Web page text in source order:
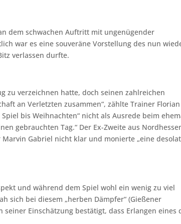
dem schwachen Auftritt mit ungenügender
war es eine souveräne Vorstellung des nun
verlassen durfte.
zu verzeichnen hatte, doch seinen zahlreichen
an Verletzten zusammen“, zählte Trainer Florian
bis Weihnachten“ nicht als Ausrede beim
gebrauchten Tag.“ Der Ex-Zweite aus
Gabriel nicht klar und monierte „eine
und während dem Spiel wohl ein wenig zu viel
sich bei diesem „herben Dämpfer“ (Gießener
seiner Einschätzung bestätigt, dass Erlangen eines